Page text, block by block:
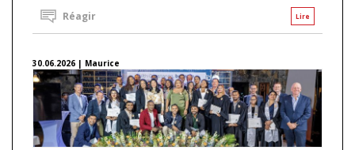
Lire
Réagir
30.06.2026 | Maurice